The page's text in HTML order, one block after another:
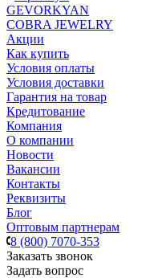
GEVORKYAN
COBRA JEWELRY
Акции
Как купить
Условия оплаты
Условия доставки
Гарантия на товар
Кредитование
Компания
О компании
Новости
Вакансии
Контакты
Реквизиты
Блог
Оптовым партнерам
8 (800) 7070-353
Заказать звонок
Задать вопрос